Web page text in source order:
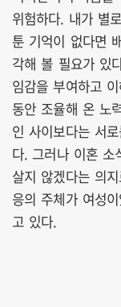
위험하다. 내가 별
툰 기억이 없다면
각해 볼 필요가 있
임감을 부여하고
동안 조율해 온 노
인 사이보다는 서
다. 그러나 이혼
살지 않겠다는 의
응의 주체가 여성
고 있다.